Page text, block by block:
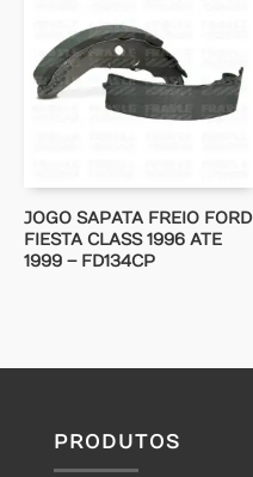
JOGO SAPATA FREIO FORD
FIESTA CLASS 1996 ATE
1999 – FD134CP
PRODUTOS